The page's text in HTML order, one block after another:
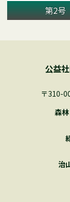
第2号
公益
〒310-
森
治